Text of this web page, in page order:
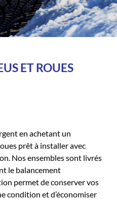
ET ROUES
en achetant un
prêt à installer avec
Nos ensembles sont livrés
le balancement
permet de conserver vos
condition et d’économiser